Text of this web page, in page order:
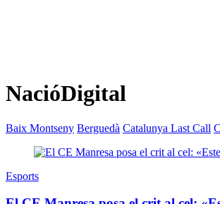
NacióDigital
Baix Montseny Berguedà Catalunya Last Call
Esports